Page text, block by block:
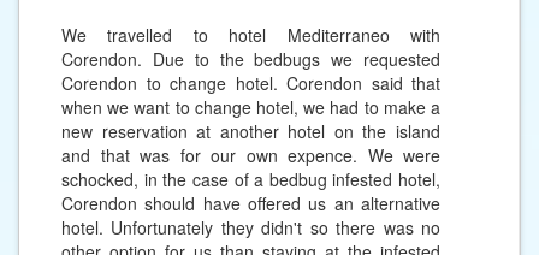
We travelled to hotel Mediterraneo with
Corendon. Due to the bedbugs we requested
Corendon to change hotel. Corendon said that
when we want to change hotel, we had to make a
new reservation at another hotel on the island
and that was for our own expence. We were
schocked, in the case of a bedbug infested hotel,
Corendon should have offered us an alternative
hotel. Unfortunately they didn't so there was no